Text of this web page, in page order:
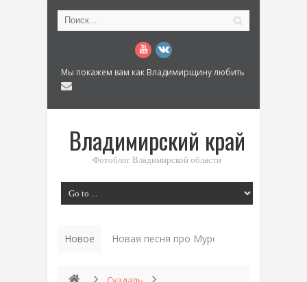
Мы покажем вам как Владимирщину любить
Владимирский край
Фотоблог Владимирской области
Новое История «Дома Куренкова» в _